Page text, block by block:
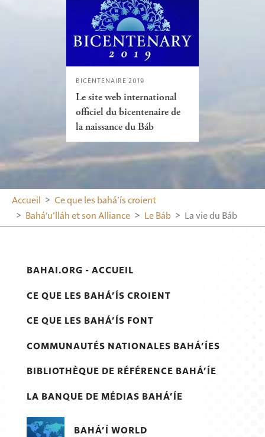
BICENTENAIRE 2019
Le site web international
officiel du bicentenaire de
la naissance du Báb
Accueil
Ce que les bahá’ís croient
Bahá’u’lláh et son Alliance
Le Báb La vie du Báb
BAHAI.ORG - ACCUEIL
CE QUE LES BAHÁ’ÍS CROIENT
CE QUE LES BAHÁ’ÍS FONT
COMMUNAUTÉS NATIONALES BAHÁ’ÍES
BIBLIOTHÈQUE DE RÉFÉRENCE BAHÁ’ÍE
LA BANQUE DE MÉDIAS BAHÁ’ÍE
BAHÁ’Í WORLD